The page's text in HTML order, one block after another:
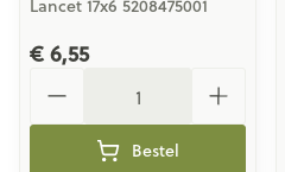
Lancet 17x6 5208475001
€ 6,55
Bestel